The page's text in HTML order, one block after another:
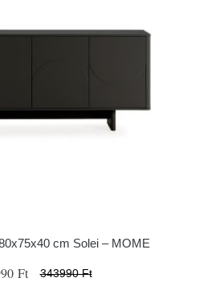
cm Solei – MOME
Ft 343990 Ft